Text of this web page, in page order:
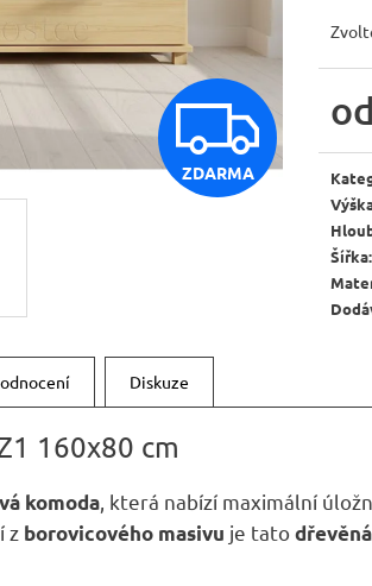
od
Šířka:
Z
D
A
ZDARMA
Diskuze
160x80 cm
komoda, která nabízí maximální
z borovicového masivu je tato
JÍDELNÍ ŽIDLE MEXICANA SIL25
2 403 Kč
Původně: 2 670 Kč